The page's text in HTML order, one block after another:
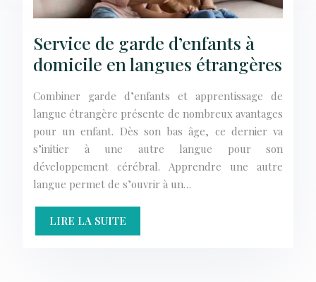
Service de garde d’enfants à
domicile en langues étrangères
Combiner garde d’enfants et apprentissage de
langue étrangère présente de nombreux avantages
pour un enfant. Dès son bas âge, ce dernier va
s’initier à une autre langue pour son
développement cérébral. Apprendre une autre
langue permet de s’ouvrir à un…
LIRE LA SUITE